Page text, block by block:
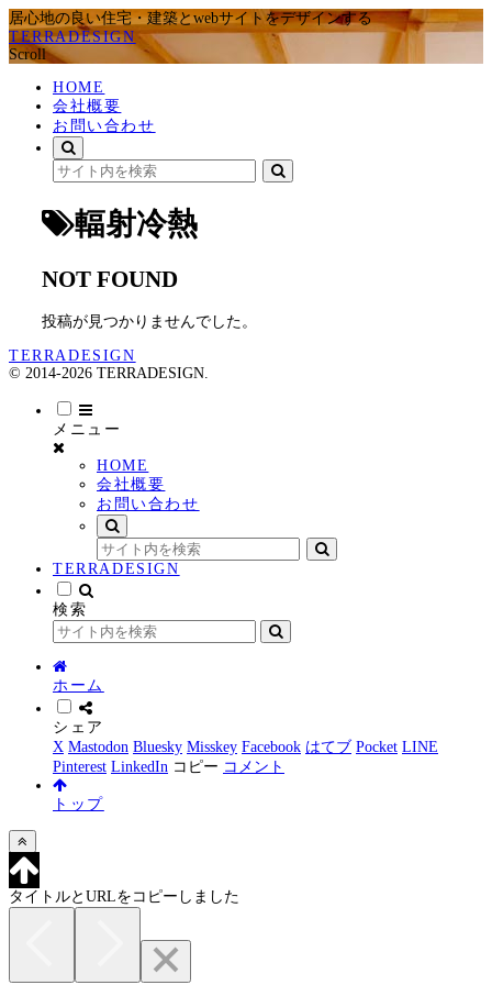
居心地の良い住宅・建築とwebサイトをデザインする
TERRADESIGN
Scroll
HOME
会社概要
お問い合わせ
輻射冷熱
NOT FOUND
投稿が見つかりませんでした。
TERRADESIGN
© 2014-2026 TERRADESIGN.
メニュー
HOME
会社概要
お問い合わせ
TERRADESIGN
検索
ホーム
シェア
X Mastodon Bluesky Misskey Facebook はてブ Pocket LINE
Pinterest LinkedIn コピー コメント
トップ
タイトルとURLをコピーしました